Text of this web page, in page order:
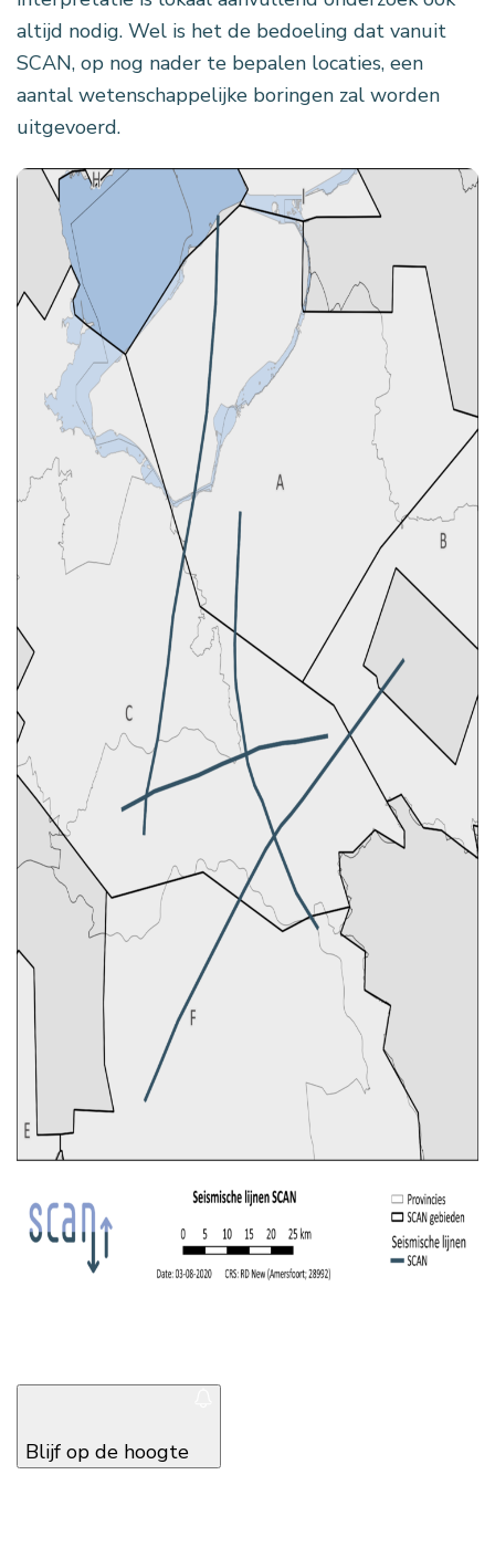
altijd nodig. Wel is het de bedoeling dat vanuit
SCAN, op nog nader te bepalen locaties, een
aantal wetenschappelijke boringen zal worden
uitgevoerd.
Blijf op de hoogte